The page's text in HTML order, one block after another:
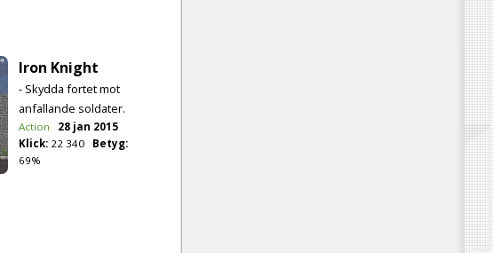
Iron Knight
- Skydda fortet mot
anfallande soldater.
Action
28 jan 2015
Klick:22 340
Betyg:
69%